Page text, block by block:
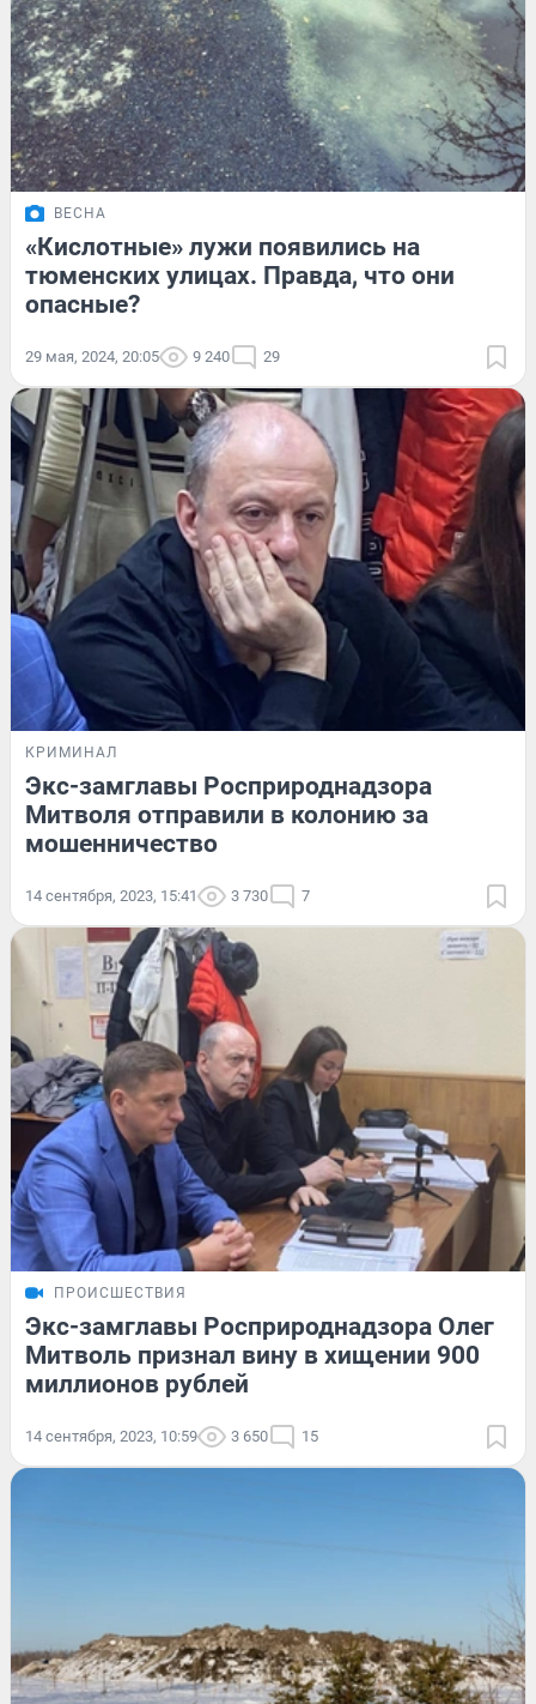
ВЕСНА
«Кислотные» лужи появились на
тюменских улицах. Правда, что они
опасные?
29 мая, 2024, 20:05 9 240 29
КРИМИНАЛ
Экс-замглавы Росприроднадзора
Митволя отправили в колонию за
мошенничество
14 сентября, 2023, 15:41 3 730 7
ПРОИСШЕСТВИЯ
Экс-замглавы Росприроднадзора Олег
Митволь признал вину в хищении 900
миллионов рублей
14 сентября, 2023, 10:59 3 650 15